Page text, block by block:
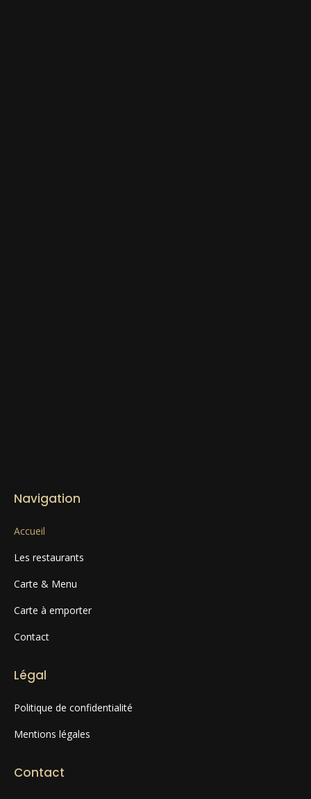
Navigation
Accueil
Les restaurants
Carte & Menu
Carte à emporter
Contact
Légal
Politique de confidentialité
Mentions légales
Contact